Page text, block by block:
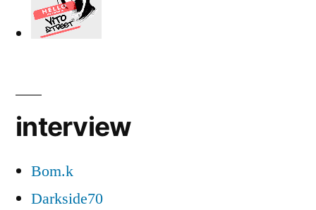
interview
Bom.k
Darkside70